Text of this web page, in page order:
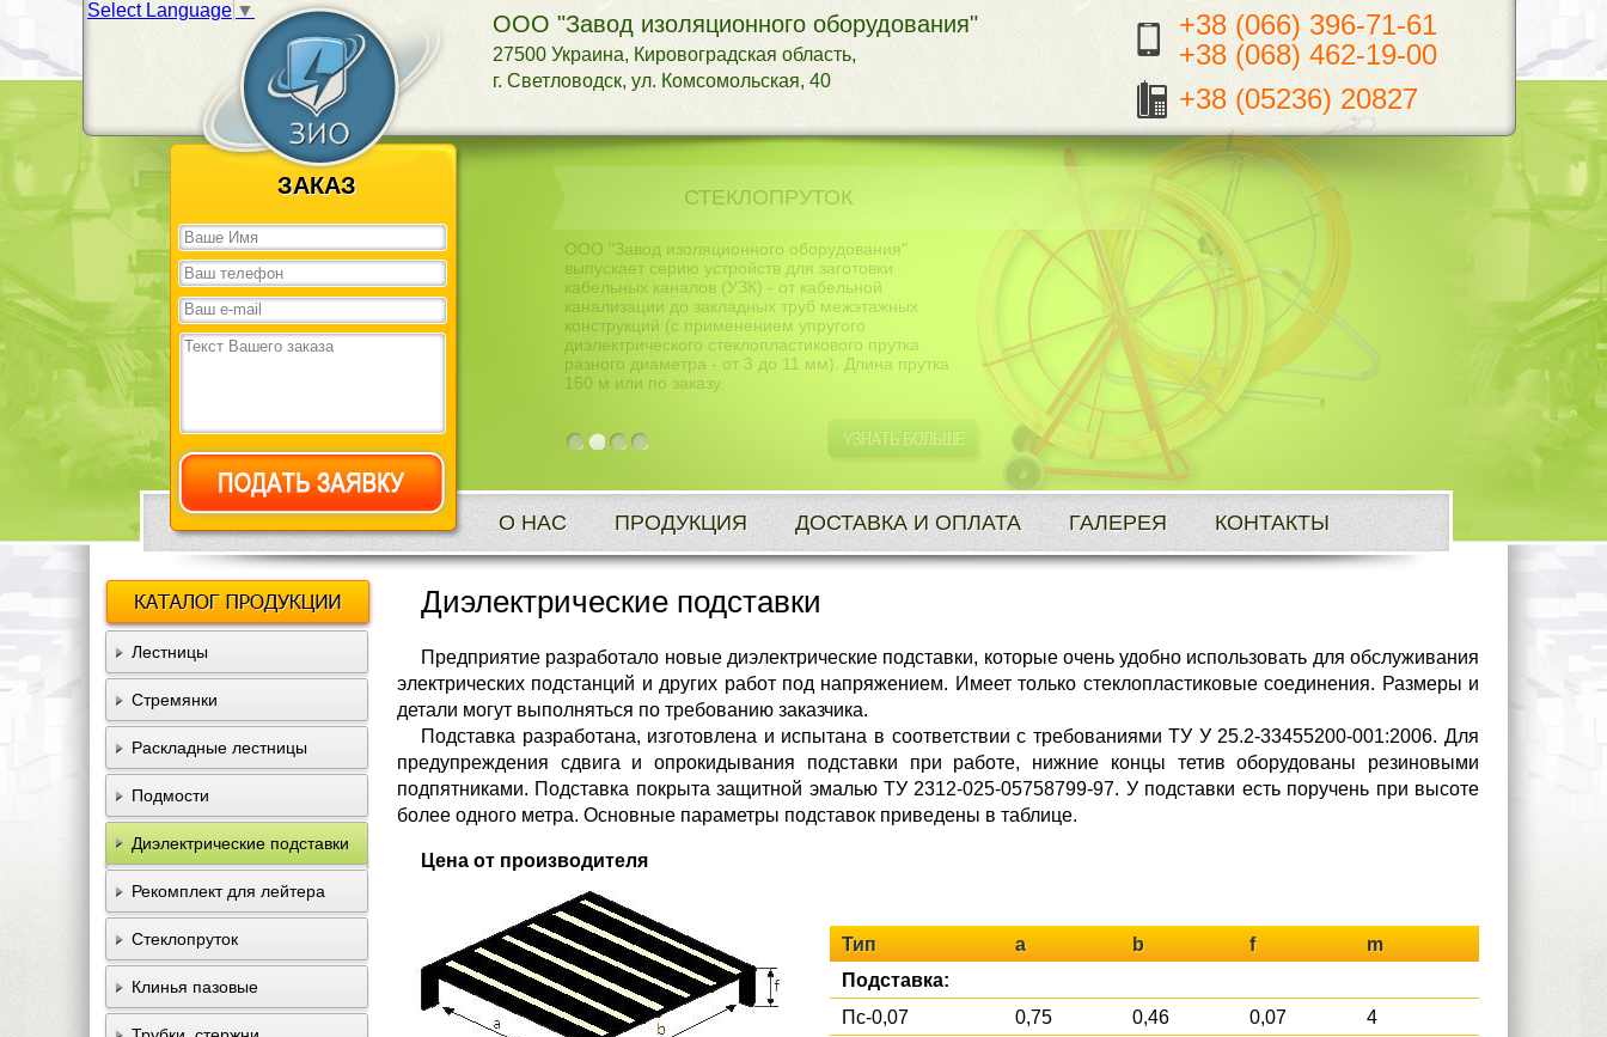
ООО "Завод изоляционного оборудования"
27500 Украина, Кировоградская область,
г. Светловодск, ул. Комсомольская, 40
Select Language ▼
+38 (066) 396-71-61
+38 (068) 462-19-00
+38 (05236) 20827
ЗАКАЗ СТЕКЛОПРУТОК
ООО "Завод изоляционного оборудования"
выпускает серию устройств для заготовки
кабельных каналов (УЗК) - от кабельной
канализации до закладных труб межэтажных
конструкций (с применением упругого
диэлектрического стеклопластикового прутка
разного диаметра - от 3 до 11 мм). Длина прутка
150 м или по заказу.
О НАС ПРОДУКЦИЯ ДОСТАВКА И ОПЛАТА ГАЛЕРЕЯ КОНТАКТЫ
Лестницы
Стремянки
Раскладные лестницы
Подмости
Диэлектрические подставки
Рекомплект для лейтера
Стеклопруток
Клинья пазовые
Диэлектрические подставки
Предприятие разработало новые диэлектрические подставки, которые очень удобно использовать для обслуживания
электрических подстанций и других работ под напряжением. Имеет только стеклопластиковые соединения. Размеры и
детали могут выполняться по требованию заказчика.
Подставка разработана, изготовлена и испытана в соответствии с требованиями ТУ У 25.2-33455200-001:2006. Для
предупреждения сдвига и опрокидывания подставки при работе, нижние концы тетив оборудованы резиновыми
подпятниками. Подставка покрыта защитной эмалью ТУ 2312-025-05758799-97. У подставки есть поручень при высоте
более одного метра. Основные параметры подставок приведены в таблице.
Цена от производителя
Тип a b f
m
Подставка:
Пс-0,07
0,75 0,46 0,07
4